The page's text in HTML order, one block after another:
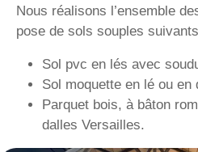
Nous réalisons l’ensemble
pose de sols souples
Sol pvc en lés avec
Sol moquette en lé ou en
Parquet bois, à bâton
dalles Versailles.